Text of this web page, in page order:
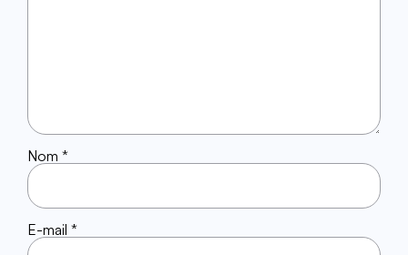
Nom *
E-mail *